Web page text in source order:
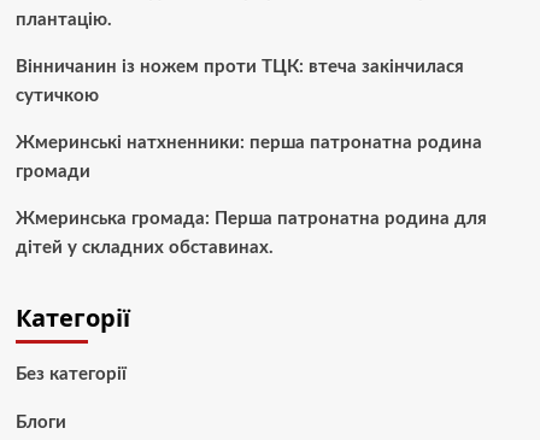
плантацію.
Вінничанин із ножем проти ТЦК: втеча закінчилася
сутичкою
Жмеринські натхненники: перша патронатна родина
громади
Жмеринська громада: Перша патронатна родина для
дітей у складних обставинах.
Категорії
Без категорії
Блоги